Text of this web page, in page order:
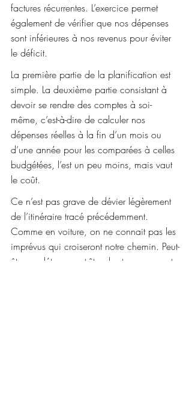
factures récurrentes. L’exercice permet
également de vérifier que nos dépenses
sont inférieures à nos revenus pour éviter
le déficit.
La première partie de la planification est
simple. La deuxième partie consistant à
devoir se rendre des comptes à soi-
même, c’est-à-dire de calculer nos
dépenses réelles à la fin d’un mois ou
d’une année pour les comparées à celles
budgétées, l’est un peu moins, mais vaut
le coût.
Ce n’est pas grave de dévier légèrement
de l’itinéraire tracé précédemment.
Comme en voiture, on ne connait pas les
imprévus qui croiseront notre chemin. Peut-
être un détour, peut-être des travaux, peut-